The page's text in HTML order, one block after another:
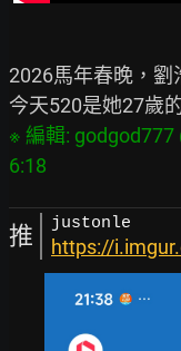
2026馬年春晚，劉
※ 編輯:
推 justonle
https://